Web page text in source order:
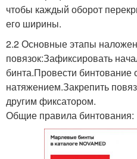
чтобы каждый оборот
его ширины.
2.2 Основные этапы
повязок:Зафиксировать
бинта.Провести
натяжением.Закрепить
другим фиксатором.
Общие правила бинтования: